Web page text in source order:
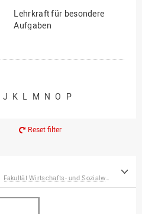
Lehrkraft für besondere
Aufgaben
Professor*innen im
J K L M N O P
Reset filter